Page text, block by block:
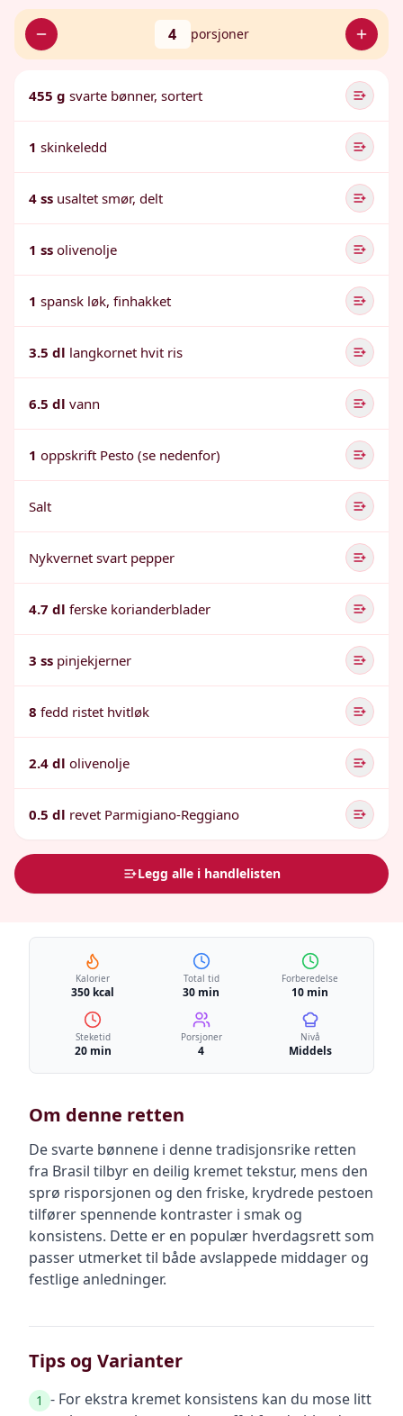
4 porsjoner
455 g svarte bønner, sortert
1 skinkeledd
4 ss usaltet smør, delt
1 ss olivenolje
1 spansk løk, finhakket
3.5 dl langkornet hvit ris
6.5 dl vann
1 oppskrift Pesto (se nedenfor)
Salt
Nykvernet svart pepper
4.7 dl ferske korianderblader
3 ss pinjekjerner
8 fedd ristet hvitløk
2.4 dl olivenolje
0.5 dl revet Parmigiano-Reggiano
Legg alle i handlelisten
Kalorier
350 kcal
Total tid
30 min
Forberedelse
10 min
Steketid
20 min
Porsjoner
4
Nivå
Middels
Om denne retten
De svarte bønnene i denne tradisjonsrike retten
fra Brasil tilbyr en deilig kremet tekstur, mens den
sprø risporsjonen og den friske, krydrede pestoen
tilfører spennende kontraster i smak og
konsistens. Dette er en populær hverdagsrett som
passer utmerket til både avslappede middager og
festlige anledninger.
Tips og Varianter
1 - For ekstra kremet konsistens kan du mose litt